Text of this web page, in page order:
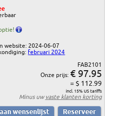
website: 2024-06-07
februari 2024
FAB2101
Onze prijs: € 97.95
= $ 112.99
incl. 15% US tariffs
Minus uwvaste klanten korting